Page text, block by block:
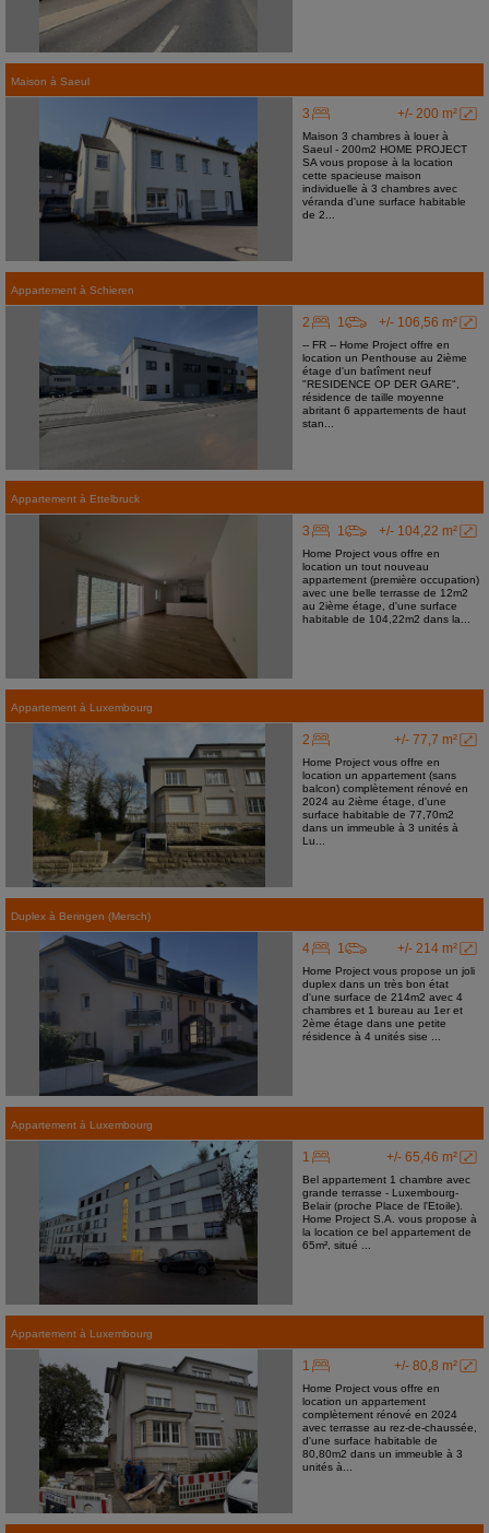
Maison à Saeul
+/- 200 m²
3
Maison 3 chambres à louer à
Saeul - 200m2 HOME PROJECT
SA vous propose à la location
cette spacieuse maison
individuelle à 3 chambres avec
véranda d'une surface habitable
de 2...
Appartement à Schieren
+/- 106,56 m²
2 1
-- FR -- Home Project offre en
location un Penthouse au 2ième
étage d'un batîment neuf
"RESIDENCE OP DER GARE",
résidence de taille moyenne
abritant 6 appartements de haut
stan...
Appartement à Ettelbruck
+/- 104,22 m²
3 1
Home Project vous offre en
location un tout nouveau
appartement (première occupation)
avec une belle terrasse de 12m2
au 2ième étage, d'une surface
habitable de 104,22m2 dans la...
Appartement à Luxembourg
+/- 77,7 m²
2
Home Project vous offre en
location un appartement (sans
balcon) complètement rénové en
2024 au 2ième étage, d'une
surface habitable de 77,70m2
dans un immeuble à 3 unités à
Lu...
Duplex à Beringen (Mersch)
+/- 214 m²
4 1
Home Project vous propose un joli
duplex dans un très bon état
d'une surface de 214m2 avec 4
chambres et 1 bureau au 1er et
2ème étage dans une petite
résidence à 4 unités sise ...
Appartement à Luxembourg
+/- 65,46 m²
1
Bel appartement 1 chambre avec
grande terrasse - Luxembourg-
Belair (proche Place de l'Etoile).
Home Project S.A. vous propose à
la location ce bel appartement de
65m², situé ...
Appartement à Luxembourg
+/- 80,8 m²
1
Home Project vous offre en
location un appartement
complètement rénové en 2024
avec terrasse au rez-de-chaussée,
d'une surface habitable de
80,80m2 dans un immeuble à 3
unités à...